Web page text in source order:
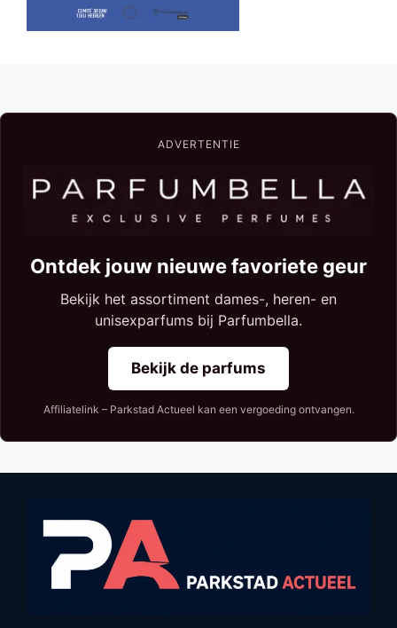
ADVERTENTIE
Ontdek jouw nieuwe favoriete geur
Bekijk het assortiment dames-, heren- en
unisexparfums bij Parfumbella.
Bekijk de parfums
Affiliatelink – Parkstad Actueel kan een vergoeding ontvangen.